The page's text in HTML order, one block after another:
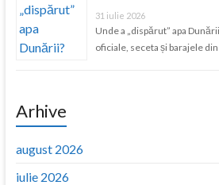
31 iulie 2026
Unde a „dispărut” apa
oficiale, seceta și barajele din
Arhive
august 2026
iulie 2026